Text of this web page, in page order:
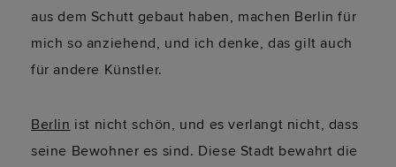
aus dem Schutt gebaut haben, machen Berlin für
mich so anziehend, und ich denke, das gilt auch
für andere Künstler.
Berlin ist nicht schön, und es verlangt nicht, dass
seine Bewohner es sind. Diese Stadt bewahrt die